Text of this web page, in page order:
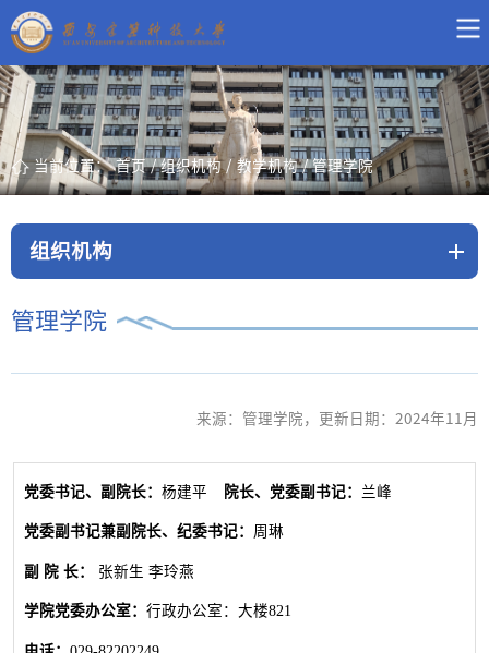
当前位置： 首页 / 组织机构 / 教学机构 / 管理学院
组织机构
管理学院
来源：管理学院，更新日期：2024年11月
党委书记、副院长： 杨建平 院长、党委副书记： 兰峰
党委副书记兼副院长、纪委书记： 周琳
副 院 长： 张新生 李玲燕
学院党委办公室： 行政办公室：大楼821